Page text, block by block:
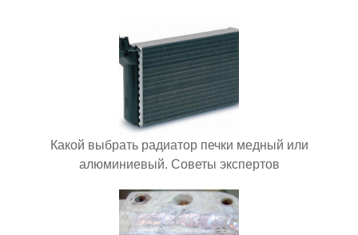
Какой выбрать радиатор печки медный или
алюминиевый. Советы экспертов